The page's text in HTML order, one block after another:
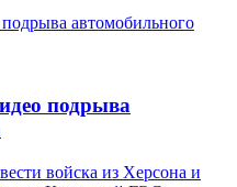
подрыва